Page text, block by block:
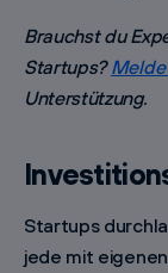
Brauchst du
Startups?
Unterstützung.
Startups
jede mit